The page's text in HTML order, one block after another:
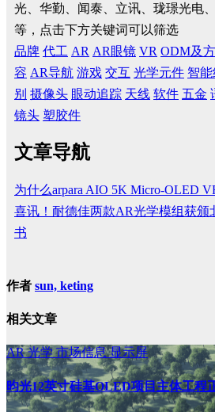
光、华勤、闻泰、立讯、珑璟光电
等，点击下方关键词可以筛选
品牌 代工 AR AR眼镜 VR ODM及
容 AR导航 游戏 交互 光学元件 智
别 摄像头 眼动追踪 天线 软件 五金
镜头 塑胶件
文章导航
为什么arpara AIO 5K Micro-OLED
喜讯！耐德佳两款AR光学模组获颁
书
作者 sun, keting
相关文章
AR光学市场信息显示屏
昀光12英寸硅基OLED项目主体工程